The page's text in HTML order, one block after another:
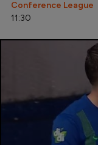
Conference League
11:30